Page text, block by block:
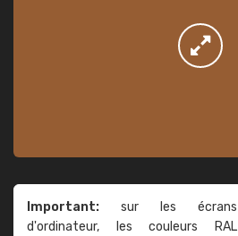
Important: sur les écrans
d'ordinateur, les couleurs RAL